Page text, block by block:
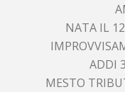
NATA IL
ADDI
MESTO